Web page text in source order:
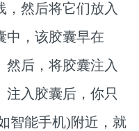
，然后将它们放入
中，该胶囊早在
然后，将胶囊注入
注入胶囊后，你只
智能手机)附近，就